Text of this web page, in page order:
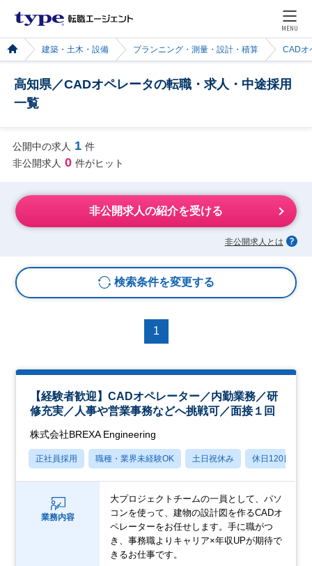
MENU
建築・土木・設備 プランニング・測量・設計・積算 CADオ
高知県／CADオペレータの転職・求人・中途採用
一覧
公開中の求人 1 件
非公開求人 0 件がヒット
非公開求人の紹介を受ける
非公開求人とは
検索条件を変更する
1
【経験者歓迎】CADオペレーター／内勤業務／研
修充実／人事や営業事務などへ挑戦可／面接１回
株式会社BREXA Engineering
正社員採用 職種・業界未経験OK 土日祝休み 休日120日以上
業務内容
大プロジェクトチームの一員として、パソ
コンを使って、建物の設計図を作るCADオ
ペレーターをお任せします。手に職がつ
き、事務職よりキャリア×年収UPが期待で
きるお仕事です。